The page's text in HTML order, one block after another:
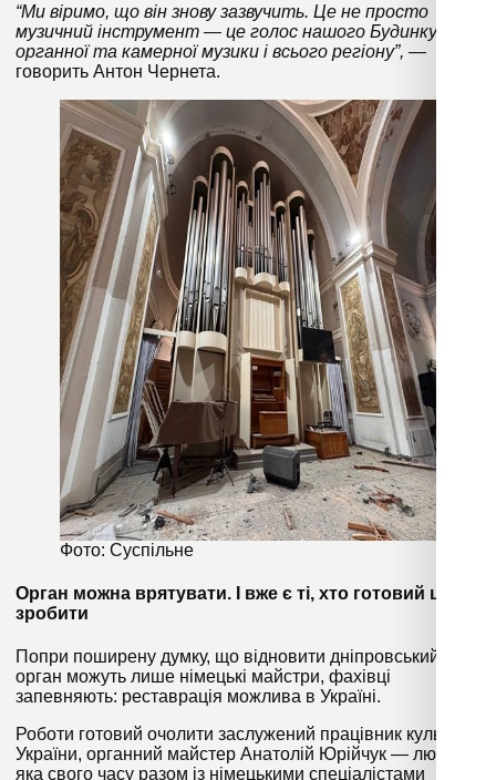
“Ми віримо, що він знову зазвучить. Це не просто
музичний інструмент — це голос нашого Будинку
органної та камерної музики і всього регіону”, —
говорить Антон Чернета.
Фото: Суспільне
Орган можна врятувати. І вже є ті, хто готовий це
зробити
Попри поширену думку, що відновити дніпровський
орган можуть лише німецькі майстри, фахівці
запевняють: реставрація можлива в Україні.
Роботи готовий очолити заслужений працівник культури
України, органний майстер Анатолій Юрійчук — людина,
яка свого часу разом із німецькими спеціалістами